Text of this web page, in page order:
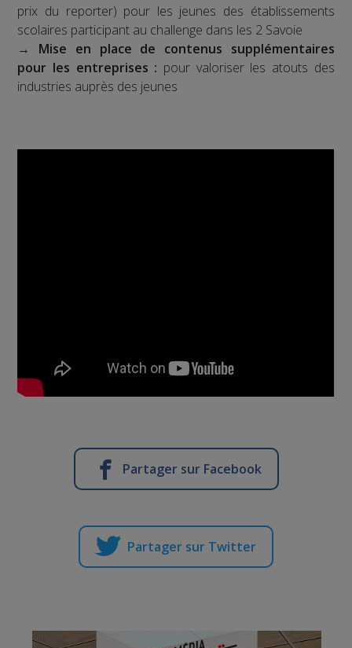
prix du reporter) pour les jeunes des établissements
scolaires participant au challenge dans les 2 Savoie
→ Mise en place de contenus supplémentaires
pour les entreprises : pour valoriser les atouts des
industries auprès des jeunes
Partager sur Facebook
Partager sur Twitter